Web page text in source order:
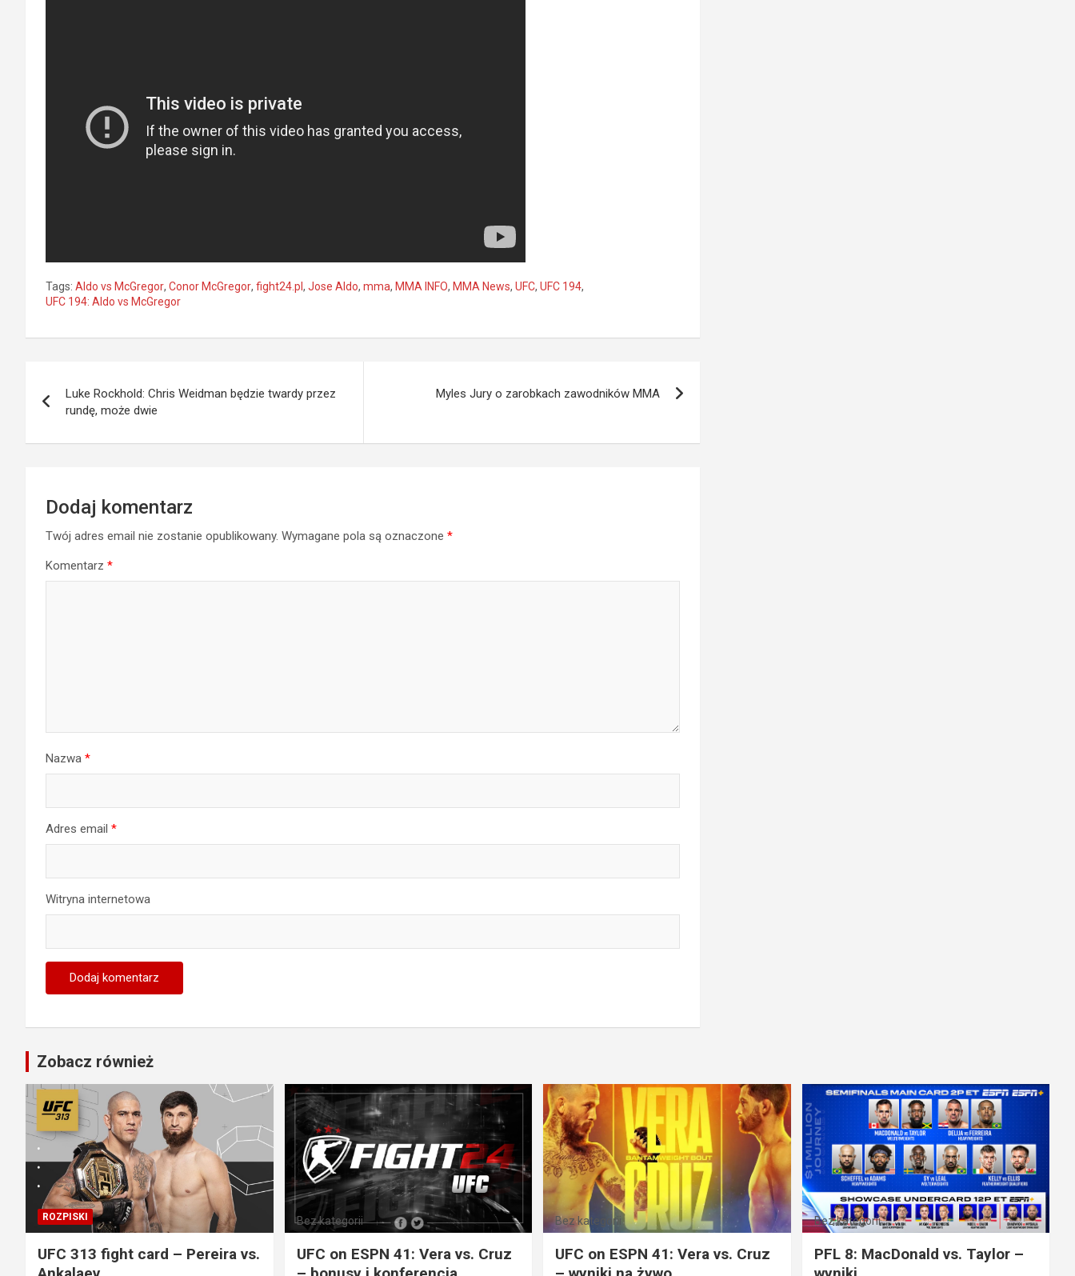
Tags: Aldo vs McGregor, Conor McGregor, fight24.pl , Jose Aldo, mma, MMA INFO, MMA News, UFC, UFC 194,
UFC 194: Aldo vs McGregor
wpisu
Luke Rockhold: Chris Weidman będzie twardy przez
rundę, może dwie
Myles Jury o zarobkach zawodników MMA
Dodaj komentarz
Twój adres email nie zostanie opublikowany. Wymagane pola są oznaczone *
Komentarz *
Nazwa *
Adres email *
Witryna internetowa
Zobacz również
ROZPISKI
UFC 313 fight card – Pereira vs.
Bez kategorii
UFC on ESPN 41: Vera vs. Cruz
Bez kategorii
UFC on ESPN 41: Vera vs. Cruz
Bez kategorii
PFL 8: MacDonald vs. Taylor –